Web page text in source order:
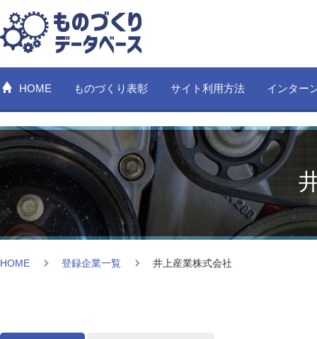
HOME ものづくり表彰 サイト利用方法 インター
HOME 登録企業一覧 井上産業株式会社